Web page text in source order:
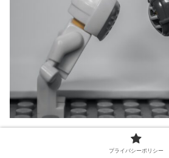
先述した通り、川端文学というのは
プライバシーポリシー